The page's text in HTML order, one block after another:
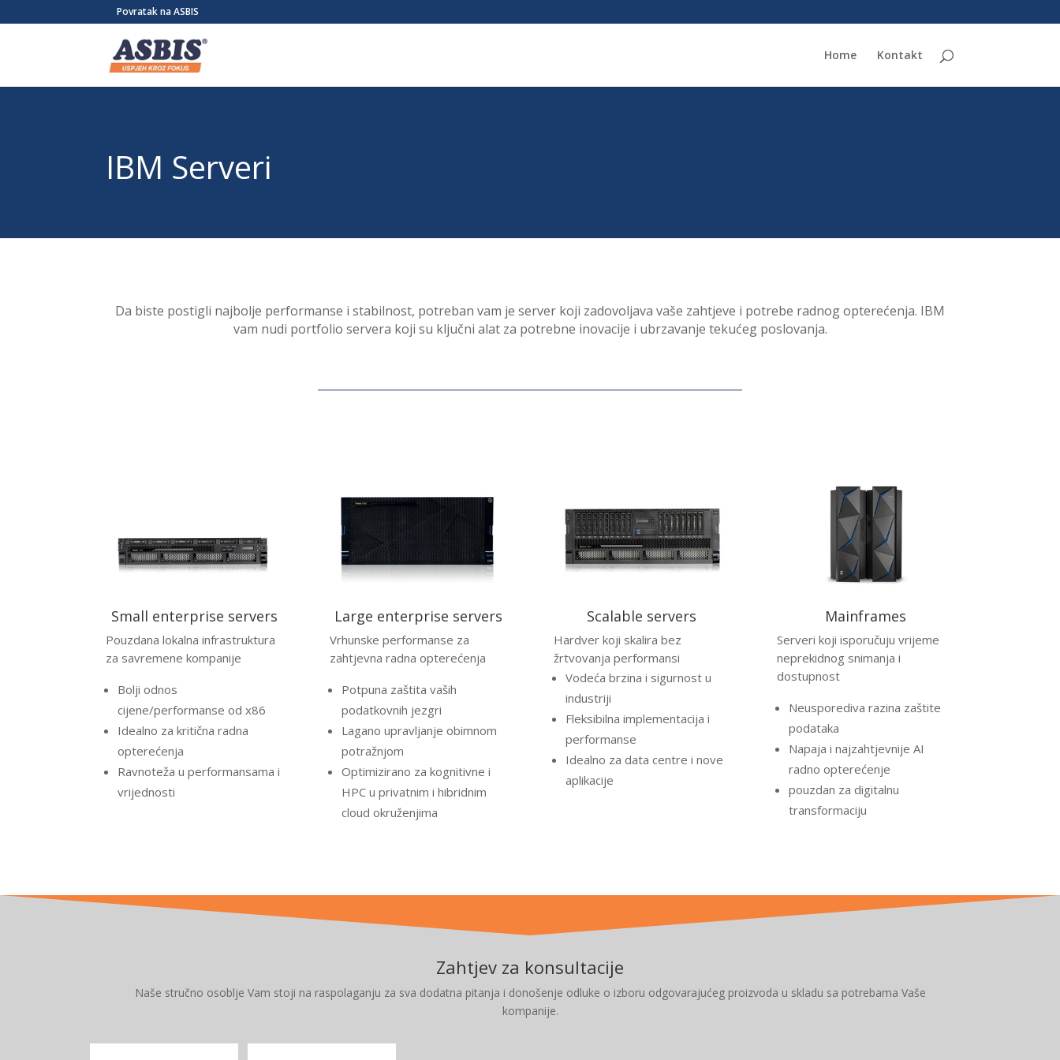
/* Link */ #et-secondary-nav .menu-item a{ position:relative; left:-955px; }
Povratak na ASBIS
Home Kontakt
IBM Serveri
Da biste postigli najbolje performanse i stabilnost, potreban vam je server koji zadovoljava vaše zahtjeve i potrebe radnog opterećenja. IBM
vam nudi portfolio servera koji su ključni alat za potrebne inovacije i ubrzavanje tekućeg poslovanja.
Small enterprise servers
Pouzdana lokalna infrastruktura
za savremene kompanije
Bolji odnos
cijene/performanse od x86
Idealno za kritična radna
opterećenja
Ravnoteža u performansama i
vrijednosti
Large enterprise servers
Vrhunske performanse za
zahtjevna radna opterećenja
Potpuna zaštita vaših
podatkovnih jezgri
Lagano upravljanje obimnom
potražnjom
Optimizirano za kognitivne i
HPC u privatnim i hibridnim
cloud okruženjima
Scalable servers
Hardver koji skalira bez
žrtvovanja performansi
Vodeća brzina i sigurnost u
industriji
Fleksibilna implementacija i
performanse
Idealno za data centre i nove
aplikacije
Mainframes
Serveri koji isporučuju vrijeme
neprekidnog snimanja i
dostupnost
Neusporediva razina zaštite
podataka
Napaja i najzahtjevnije AI
radno opterećenje
pouzdan za digitalnu
transformaciju
Zahtjev za konsultacije
Naše stručno osoblje Vam stoji na raspolaganju za sva dodatna pitanja i donošenje odluke o izboru odgovarajućeg proizvoda u skladu sa potrebama Vaše
kompanije.